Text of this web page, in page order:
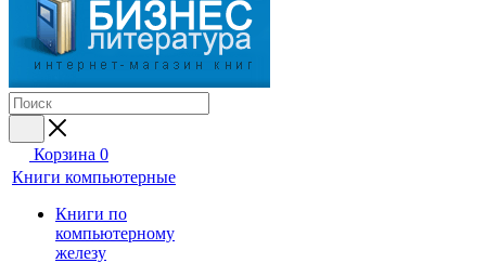
Корзина 0
Книги компьютерные
Книги по
компьютерному
железу